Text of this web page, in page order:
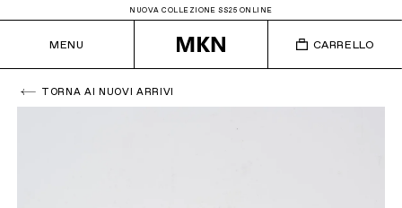
NUOVA COLLEZIONE SS25 ONLINE
MENU CARRELLO
TORNA AI NUOVI ARRIVI